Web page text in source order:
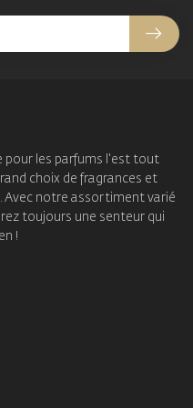
pour les parfums l'est tout
choix de fragrances et
Avec notre assortiment varié
toujours une senteur qui
!